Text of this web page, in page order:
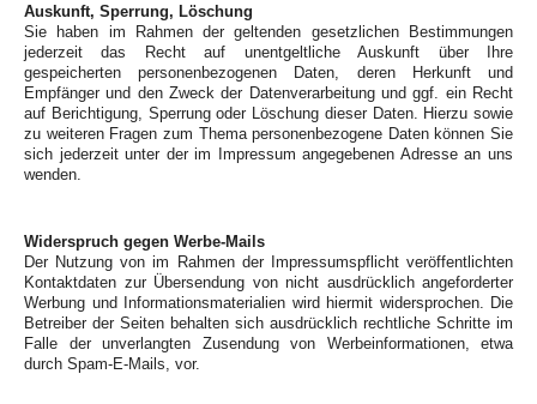
Auskunft, Sperrung, Löschung
Sie haben im Rahmen der geltenden gesetzlichen Bestimmungen
jederzeit das Recht auf unentgeltliche Auskunft über Ihre
gespeicherten personenbezogenen Daten, deren Herkunft und
Empfänger und den Zweck der Datenverarbeitung und ggf. ein Recht
auf Berichtigung, Sperrung oder Löschung dieser Daten. Hierzu sowie
zu weiteren Fragen zum Thema personenbezogene Daten können Sie
sich jederzeit unter der im Impressum angegebenen Adresse an uns
wenden.
Widerspruch gegen Werbe-Mails
Der Nutzung von im Rahmen der Impressumspflicht veröffentlichten
Kontaktdaten zur Übersendung von nicht ausdrücklich angeforderter
Werbung und Informationsmaterialien wird hiermit widersprochen. Die
Betreiber der Seiten behalten sich ausdrücklich rechtliche Schritte im
Falle der unverlangten Zusendung von Werbeinformationen, etwa
durch Spam-E-Mails, vor.